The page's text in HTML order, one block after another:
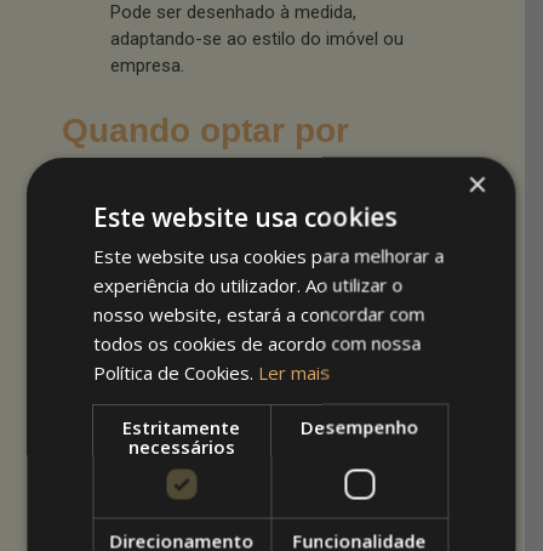
Pode ser desenhado à medida,
adaptando-se ao estilo do imóvel ou
empresa.
Quando optar por
Emespaços que exigem protecção
permanente , como entradas de lojas,
esplanadas comerciais e varandas onde
se passa muito tempo.
Quando se busca uma soluçãomais
duradourae com pouca necessidade de
Para áreas que sofrem comventos fortes
ou chuvas regulares
Toldos retráteis:
×
Este website usa cookies
Este website usa cookies para melhorar a
experiência do utilizador. Ao utilizar o
nosso website, estará a concordar com
todos os cookies de acordo com nossa
Política de Cookies. Ler mais
Estritamente
necessários
Desempenho
Direcionamento Funcionalidade